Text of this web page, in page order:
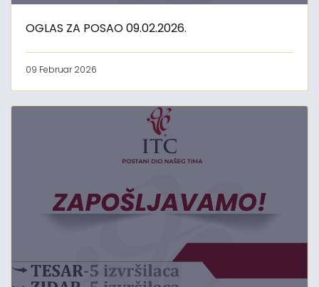
OGLAS ZA POSAO 09.02.2026.
09 Februar 2026